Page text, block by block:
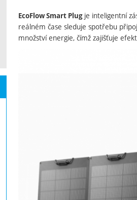
EcoFlow Smart Plug je inteligentní
reálném čase sleduje spotřebu
množství energie, čímž zajišťuje